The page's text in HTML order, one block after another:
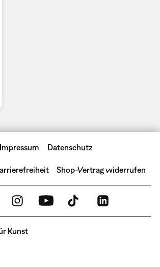
Impressum Datenschutz
Shop-Vertrag widerrufen
Kunst